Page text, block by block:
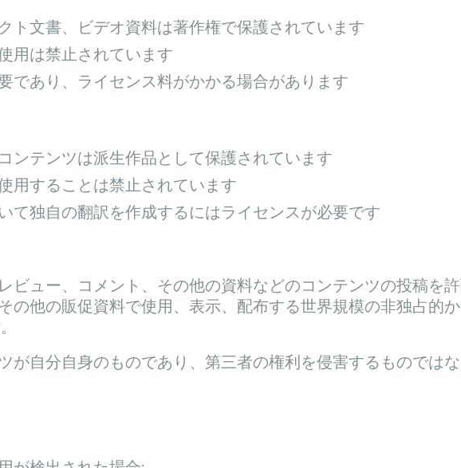
ト文書、ビデオ資料は著作権で保護されています
用は禁止されています
であり、ライセンス料がかかる場合があります
ンテンツは派生作品として保護されています
用することは禁止されています
て独自の翻訳を作成するにはライセンスが必要です
ビュー、コメント、その他の資料などのコンテンツの投稿を
の他の販促資料で使用、表示、配布する世界規模の非独占的
が自分自身のものであり、第三者の権利を侵害するものではな